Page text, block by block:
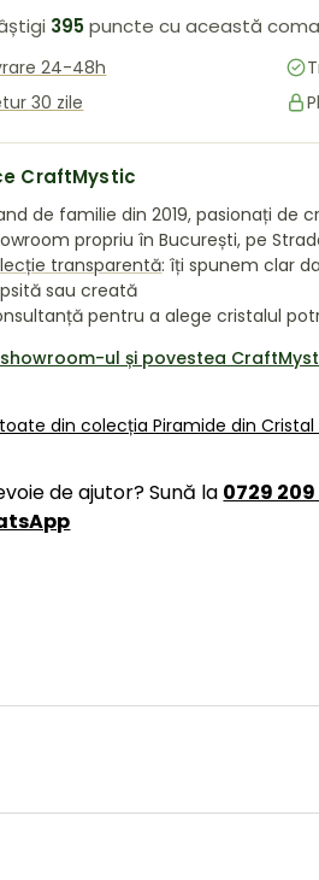
galeriei
7 în vizualizarea galeriei
imaginea 8 în vizualizarea
Încărcați imaginea 9 în
395puncte cu această
24-48h
30 zile
CraftMystic
de familie din 2019, pasionați de
propriu în București, pe
transparentă: îți spunem clar
sau creată
pentru a alege cristalul
showroom-ul și povestea
din colecția Piramide din
de ajutor? Sună la 0729